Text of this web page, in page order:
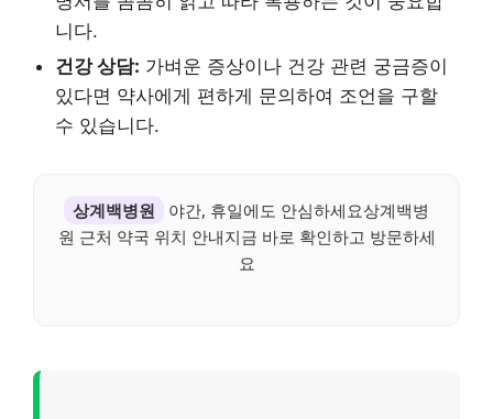
니다.
건강 상담: 가벼운 증상이나 건강 관련 궁금증이
있다면 약사에게 편하게 문의하여 조언을 구할
수 있습니다.
상계백병원
야간, 휴일에도 안심하세요상계백병
원 근처 약국 위치 안내지금 바로 확인하고 방문하세
요